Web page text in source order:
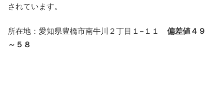
されています。
所在地：愛知県豊橋市南牛川２丁目１−１１ 偏差値４９
～５８